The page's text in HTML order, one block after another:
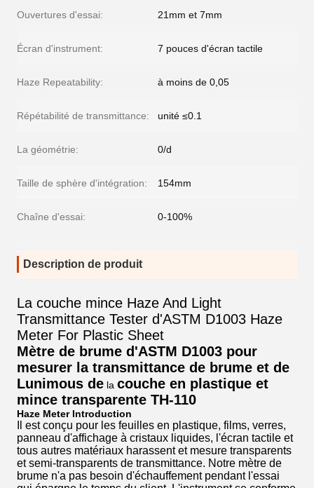
Ouvertures d'essai: 21mm et 7mm
Écran d'instrument: 7 pouces d'écran tactile
Haze Repeatability: à moins de 0,05
Répétabilité de transmittance: unité ≤0.1
La géométrie: 0/d
Taille de sphère d'intégration: 154mm
Chaîne d'essai: 0-100%
Description de produit
La couche mince Haze And Light
Transmittance Tester d'ASTM D1003 Haze
Meter For Plastic Sheet
Mètre de brume d'ASTM D1003 pour
mesurer la transmittance de brume et de
Lunimous de la couche en plastique et
mince transparente TH-110
Haze Meter Introduction
Il est conçu pour les feuilles en plastique, films, verres,
panneau d'affichage à cristaux liquides, l'écran tactile et
tous autres matériaux harassent et mesure transparents
et semi-transparents de transmittance. Notre mètre de
brume n'a pas besoin d'échauffement pendant l'essai